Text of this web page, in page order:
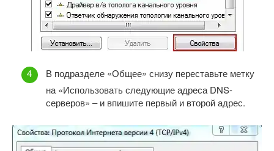
В подразделе «Общее» снизу переставьте метку
на «Использовать следующие адреса DNS-
серверов» – и впишите первый и второй адрес.